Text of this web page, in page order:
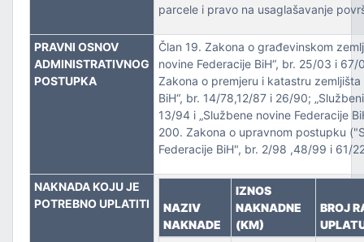
IZBJEGLICE I RASELJENA LICA
parcele i pravo na usaglašavanje
PRAVNI OSNOV
ADMINISTRATIVNOG
POSTUPKA
Član 19. Zakona o građevinskom
novine Federacije BiH“, br. 25/03 i
Zakona o premjeru i katastru zemljišta
BiH“, br. 14/78,12/87 i 26/90;
13/94 i „Službene novine Federacije
200. Zakona o upravnom postupku
Federacije BiH", br. 2/98 ,48/99 i 61/
NAKNADA KOJU JE
POTREBNO UPLATITI
NAZIV
NAKNADE
IZNOS
NAKNADNE
(KM)
BROJ